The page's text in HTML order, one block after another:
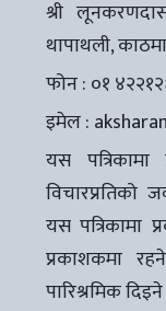
श्री
थापाथली,
फोन : ०१
इमेल :
यस
यस पत्रिकामा
प्रकाशकमा
पारिश्रमिक